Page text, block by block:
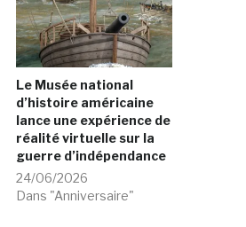
Le Musée national
d’histoire américaine
lance une expérience de
réalité virtuelle sur la
guerre d’indépendance
24/06/2026
Dans "Anniversaire"